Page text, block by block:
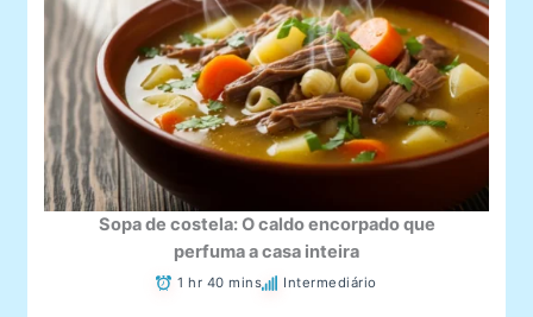
Sopa de costela: O caldo encorpado que
perfuma a casa inteira
1 hr 40 mins Intermediário